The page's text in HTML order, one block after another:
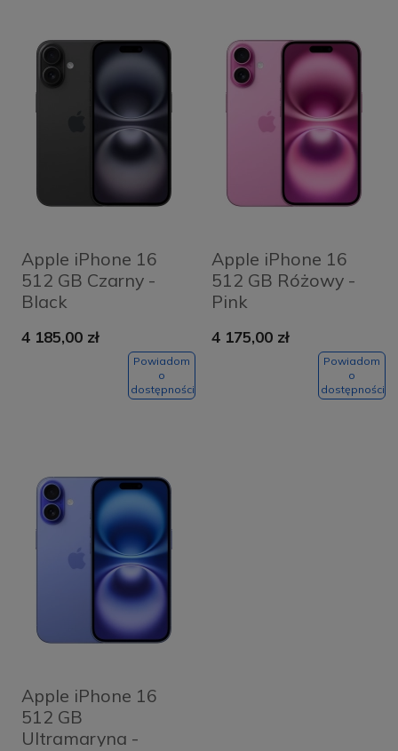
Apple iPhone 16
512 GB Czarny -
Black
4 185,00 zł
Powiadom
o
dostępności
Apple iPhone 16
512 GB Różowy -
Pink
4 175,00 zł
Powiadom
o
dostępności
Apple iPhone 16
512 GB
Ultramaryna -